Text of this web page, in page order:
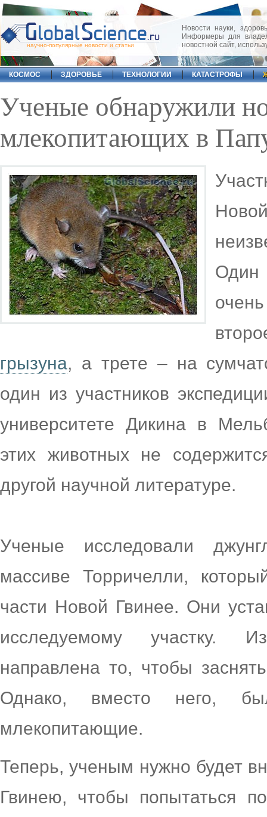
научно-популярные новости и статьи
Новости науки,
Информеры для
новостной сайт,
КОСМОС ЗДОРОВЬЕ ТЕХНОЛОГИИ КАТАСТРОФЫ
Ученые обнаружили
млекопитающих в
грызуна, а трете – на
один из участников
университете Дикина в
этих животных не
другой научной литературе.
Ученые исследовали
массиве Торричелли,
части Новой Гвинее. Они
исследуемому участку.
направлена то, чтобы
Однако, вместо него,
млекопитающие.
Теперь, ученым нужно будет
Гвинею, чтобы попытаться